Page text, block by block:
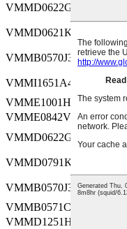
VMMD0622G2R2MVTM
VMMD0621K270MVTM
VMMB0570J330MVTM
VMMI1651A472MVTM
VMME1001H181MV
VMME0842V5R6MV
VMMD0622G2R7MVTM
VMMD0791K330MVTM
VMMB0570J390MVTM
VMMB0571C100MV
VMMD1251H181MV